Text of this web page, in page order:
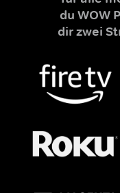
du WOW
dir zwei